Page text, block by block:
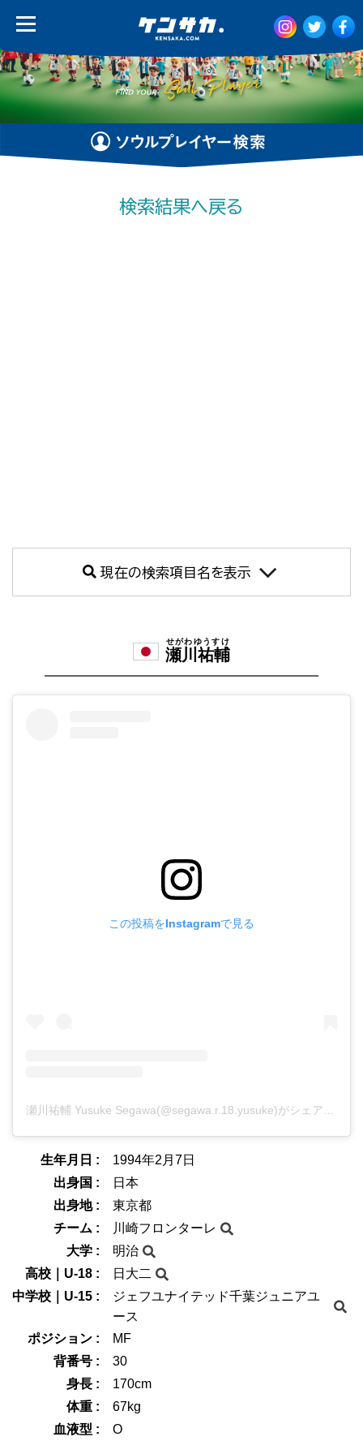
検索結果へ戻る
現在の検索項目名を表示
瀬川祐輔
せがわゆうすけ
この投稿をInstagramで見る
生年月日 :
1994年2月7日
出身国 :
日本
出身地 :
東京都
チーム :
川崎フロンターレ
大学 :
明治
高校｜U-18 :
日大二
中学校｜U-15 :
ジェフユナイテッド千葉ジュニアユ
ース
ポジション :
MF
背番号 :
30
身長 :
170cm
体重 :
67kg
血液型 :
O